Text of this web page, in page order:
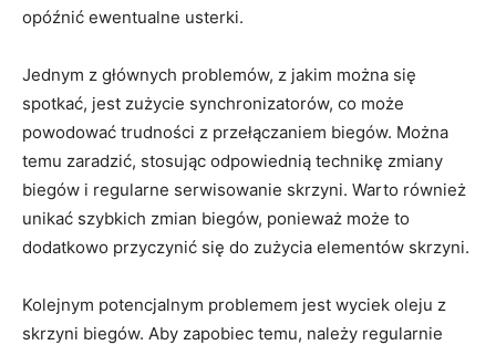
opóźnić ​ewentualne usterki.
Jednym⁢ z⁣ głównych problemów, z jakim⁢ można ⁢się
spotkać, jest zużycie synchronizatorów, ‍co może
powodować trudności z przełączaniem‍ biegów. Można
⁢temu ⁤zaradzić, stosując‍ odpowiednią technikę zmiany
biegów i regularne serwisowanie skrzyni. ⁤Warto również
unikać szybkich zmian biegów, ponieważ może to
⁢dodatkowo przyczynić się do zużycia elementów skrzyni.
Kolejnym potencjalnym problemem jest wyciek ⁣oleju z
skrzyni biegów. Aby zapobiec temu, należy⁤ regularnie